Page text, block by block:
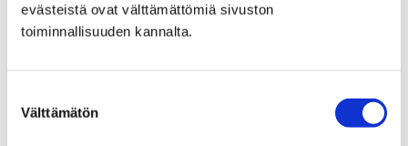
evästeistä ovat välttämättömiä sivuston
toiminnallisuuden kannalta.
valinta
Välttämätön
Etusivu
Kasvatus ja koulutus
Länsi-Pori